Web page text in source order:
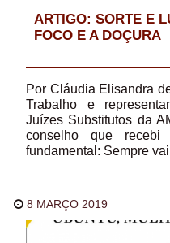
ARTIGO: SORTE E
FOCO E A DOÇURA
Por Cláudia Elisandra
Trabalho e
Juízes Substitutos da
conselho que
fundamental: Sempre
8 MARÇO 2019